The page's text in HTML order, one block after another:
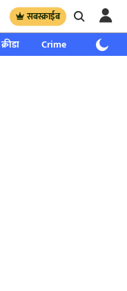
सबस्क्राईब
क्रीडा Crime साप्ताहिक